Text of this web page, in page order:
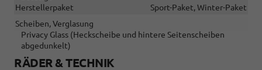
Herstellerpaket
Sport-Paket, Winter-Paket
Scheiben, Verglasung
Privacy Glass (Heckscheibe und hintere Seitenscheiben
abgedunkelt)
RÄDER & TECHNIK